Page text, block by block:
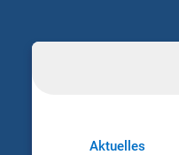
Aktuelles